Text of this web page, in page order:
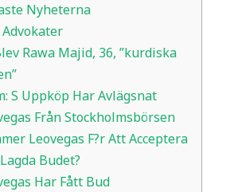
Nyheterna
Rawa Majid, 36, ”kurdiska
S Uppköp Har Avlägsnat
Från Stockholmsbörsen
Leovegas F?r Att Acceptera
Budet?
Har Fått Bud